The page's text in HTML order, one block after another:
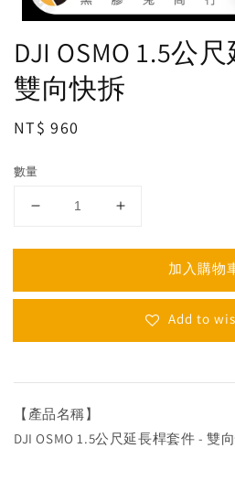
DJI OSMO 1.5公
雙向快拆
Regular
NT$ 960
數量
加入購物
Add to
【產品名稱】
DJI OSMO 1.5公尺延長桿套件 - 雙